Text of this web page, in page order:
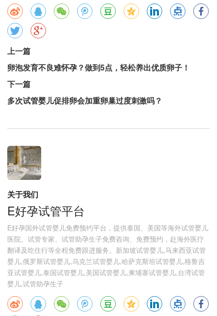
上一篇
卵泡发育不良难怀孕？做到5点，轻松养出优质卵子！
下一篇
多次试管婴儿促排卵会加重卵巢过度刺激吗？
关于我们
E好孕试管平台
E好孕国外试管婴儿免费预约平台，提供泰国、美国等海外试管婴儿
医院、试管专家、试管助孕生子免费咨询、免费预约，赴海外医疗
翻译及吃住行等全程免费跟进服务。新加坡试管婴儿,马来西亚试管
婴儿,俄罗斯试管婴儿,乌克兰试管婴儿,哈萨克斯坦试管婴儿,格鲁吉
亚试管婴儿,泰国试管婴儿,美国试管婴儿,柬埔寨试管婴儿,台湾试管
婴儿,试管助孕生子